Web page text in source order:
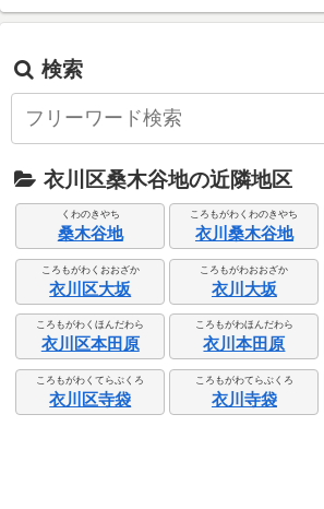
検索
衣川区桑木谷地の近隣地区
くわのきやち
桑木谷地
ころもがわくわのきやち
衣川桑木谷地
ころもがわくおおざか
衣川区大坂
ころもがわおおざか
衣川大坂
ころもがわくほんだわら
衣川区本田原
ころもがわほんだわら
衣川本田原
ころもがわくてらぶくろ
衣川区寺袋
ころもがわてらぶくろ
衣川寺袋